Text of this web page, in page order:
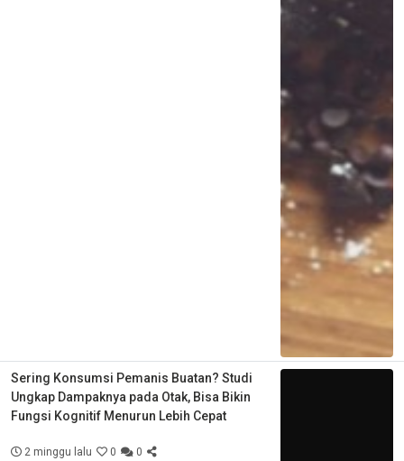
Sering Konsumsi Pemanis Buatan? Studi
Ungkap Dampaknya pada Otak, Bisa Bikin
Fungsi Kognitif Menurun Lebih Cepat
2 minggu lalu 0 0